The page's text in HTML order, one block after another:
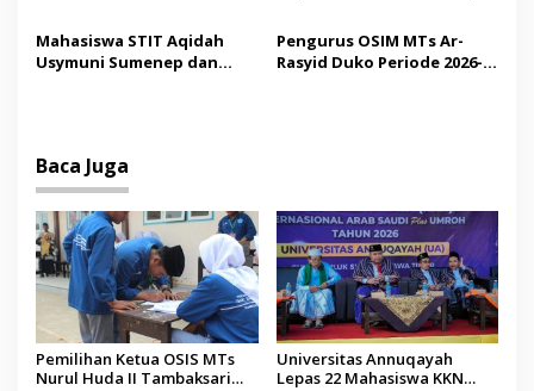
Operator Diaudit
Pendidikan Berbasis
Budaya
Mahasiswa STIT Aqidah
Usymuni Sumenep dan
Pengurus OSIM MTs Ar-
Rasyid Duko Periode 2026-
Baca Juga
Pemilihan Ketua OSIS MTs
Nurul Huda II Tambaksari
Universitas Annuqayah
Lepas 22 Mahasiswa KKN